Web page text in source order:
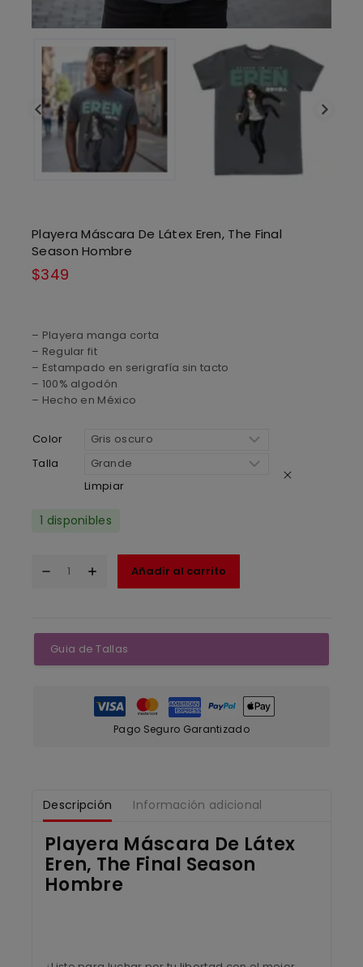
Playera Máscara De Látex Eren, The Final
Season Hombre
$349
– Playera manga corta
– Regular fit
– Estampado en serigrafía sin tacto
– 100% algodón
– Hecho en México
Color
Talla
Limpiar
1 disponibles
Añadir al carrito
Guia de Tallas
Pago Seguro Garantizado
Descripción Información adicional
Playera Máscara De Látex
Eren, The Final Season
Hombre